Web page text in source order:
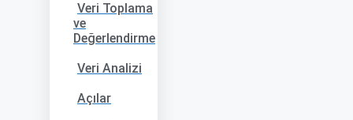
Veri Toplama
ve
Değerlendirme
Veri Analizi
Açılar